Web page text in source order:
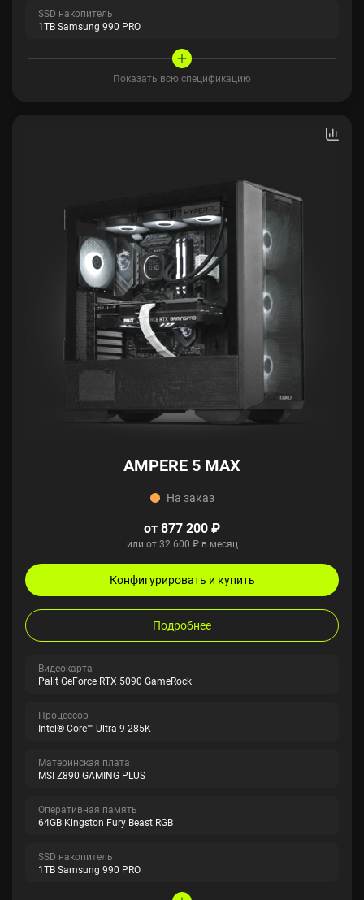
SSD накопитель
1TB Samsung 990 PRO
Показать всю спецификацию
AMPERE 5 MAX
На заказ
от 877 200 ₽
или от 32 600 ₽ в месяц
Конфигурировать и купить
Подробнее
Видеокарта
Palit GeForce RTX 5090 GameRock
Процессор
Intel® Core™ Ultra 9 285K
Материнская плата
MSI Z890 GAMING PLUS
Оперативная память
64GB Kingston Fury Beast RGB
SSD накопитель
1TB Samsung 990 PRO